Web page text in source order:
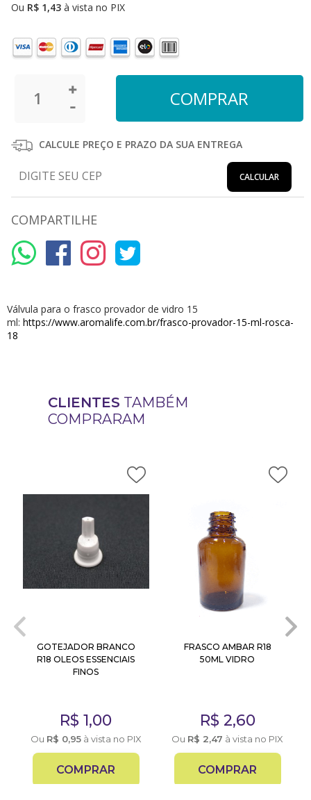
Ou R$ 1,43 à vista no PIX
CALCULE PREÇO E PRAZO DA SUA ENTREGA
CALCULAR
COMPARTILHE
Válvula para o frasco provador de vidro 15
ml: https://www.aromalife.com.br/frasco-provador-15-ml-rosca-
18
CLIENTES TAMBÉM
COMPRARAM
GOTEJADOR BRANCO
R18 OLEOS ESSENCIAIS
FINOS
R$1,00
Ou R$ 0,95à vista no PIX
COMPRAR
FRASCO AMBAR R18
50ML VIDRO
R$ 2,60
Ou R$ 2,47 à vista no PIX
COMPRAR